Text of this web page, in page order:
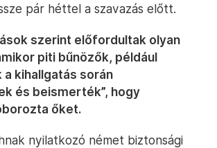
pár héttel a szavazás előtt.
szerint előfordultak olyan
piti bűnözők, például
kihallgatás során
és beismerték”, hogy
őket.
nyilatkozó német biztonsági